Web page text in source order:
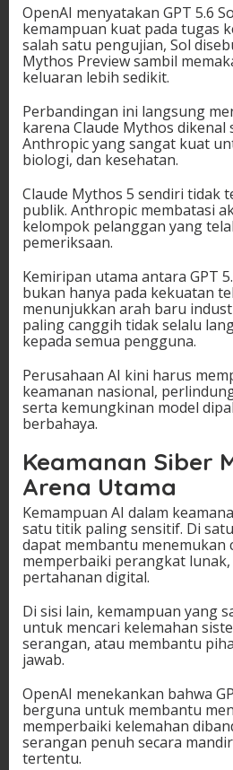
OpenAI menyatakan GPT 5.6
kemampuan kuat pada tugas
salah satu pengujian, Sol
Mythos Preview sambil
keluaran lebih sedikit.
Perbandingan ini langsung
karena Claude Mythos dikenal
Anthropic yang sangat kuat
biologi, dan kesehatan.
Claude Mythos 5 sendiri tidak
publik. Anthropic membatasi
kelompok pelanggan yang
pemeriksaan.
Kemiripan utama antara GPT
bukan hanya pada kekuatan
menunjukkan arah baru
paling canggih tidak selalu
kepada semua pengguna.
Perusahaan AI kini harus
keamanan nasional,
serta kemungkinan model
berbahaya.
Keamanan Siber
Arena Utama
Kemampuan AI dalam
satu titik paling sensitif. Di
dapat membantu menemukan
memperbaiki perangkat
pertahanan digital.
Di sisi lain, kemampuan yang
untuk mencari kelemahan
serangan, atau membantu
jawab.
OpenAI menekankan bahwa
berguna untuk membantu
memperbaiki kelemahan
serangan penuh secara
tertentu.